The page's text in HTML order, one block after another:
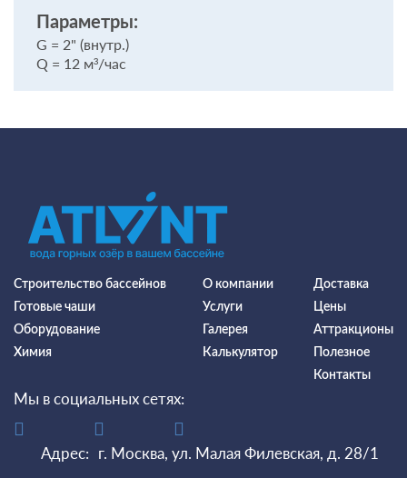
Параметры:
G = 2" (внутр.)
Q = 12 м³/час
Строительство бассейнов
Готовые чаши
Оборудование
Химия
О компании
Услуги
Галерея
Калькулятор
Доставка
Цены
Аттракционы
Полезное
Контакты
Мы в социальных сетях:
Адрес: г. Москва, ул. Малая Филевская, д. 28/1